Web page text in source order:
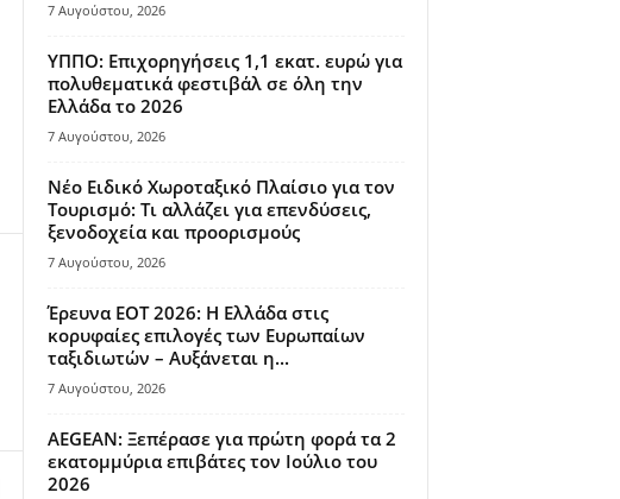
7 Αυγούστου, 2026
ΥΠΠΟ: Επιχορηγήσεις 1,1 εκατ. ευρώ για
πολυθεματικά φεστιβάλ σε όλη την
Ελλάδα το 2026
7 Αυγούστου, 2026
Νέο Ειδικό Χωροταξικό Πλαίσιο για τον
Τουρισμό: Τι αλλάζει για επενδύσεις,
ξενοδοχεία και προορισμούς
7 Αυγούστου, 2026
Έρευνα ΕΟΤ 2026: Η Ελλάδα στις
κορυφαίες επιλογές των Ευρωπαίων
ταξιδιωτών – Αυξάνεται η...
7 Αυγούστου, 2026
AEGEAN: Ξεπέρασε για πρώτη φορά τα 2
εκατομμύρια επιβάτες τον Ιούλιο του
2026